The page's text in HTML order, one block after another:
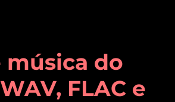
música do
FLAC e